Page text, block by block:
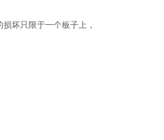
坏只限于一个板子上，